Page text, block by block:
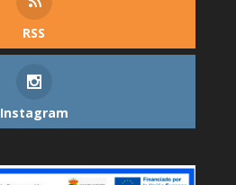
RSS
Instagram